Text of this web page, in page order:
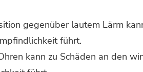
gegenüber lautem Lärm
führt.
kann zu Schäden an den